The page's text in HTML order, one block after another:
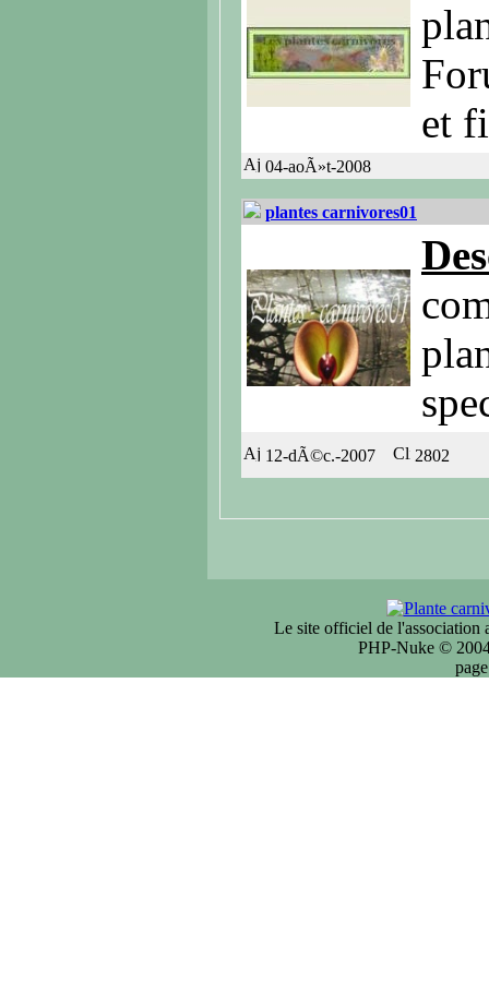
et
04-aoÃ»t-2008
plantes carnivores01
12-dÃ©c.-2007 2802
Le site officiel de l'association
PHP-Nuke ©